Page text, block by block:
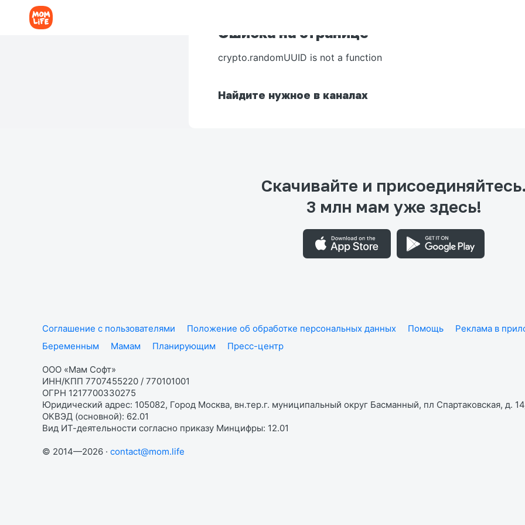
Ошибка на странице
crypto.randomUUID is not a function
Найдите нужное в каналах
Скачивайте и присоединяйтесь.
3 млн мам уже здесь!
Соглашение с пользователями Положение об обработке персональных данных Помощь Реклама в
Беременным
Мамам Планирующим Пресс-центр
ООО «Мам Софт»
ИНН/КПП 7707455220 / 770101001
ОГРН 1217700330275
Юридический адрес: 105082, Город Москва, вн.тер.г. муниципальный округ Басманный, пл Спартаковская, д.
ОКВЭД (основной): 62.01
Вид ИТ-деятельности согласно приказу Минцифры: 12.01
© 2014—2026 · contact@mom.life